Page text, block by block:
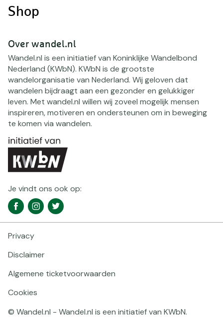
Shop
Over wandel.nl
Wandel.nl is een initiatief van Koninklijke Wandelbond
Nederland (KWbN). KWbN is de grootste
wandelorganisatie van Nederland. Wij geloven dat
wandelen bijdraagt aan een gezonder en gelukkiger
leven. Met wandel.nl willen wij zoveel mogelijk mensen
inspireren, motiveren en ondersteunen om in beweging
te komen via wandelen.
Je vindt ons ook op:
Social
media
navigatie
FacebookInstagramTwitter
© Wandel.nl - Wandel.nl is een initiatief van KWbN.
Footer
Privacy
Disclaimer
Algemene ticketvoorwaarden
Cookies